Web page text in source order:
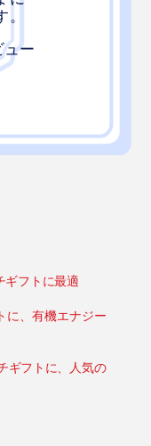
ギフトに最適
に、有機エナジー
ギフトに、人気の